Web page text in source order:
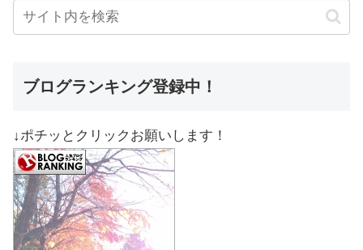
ブログランキング登録中！
↓ポチッとクリックお願いします！